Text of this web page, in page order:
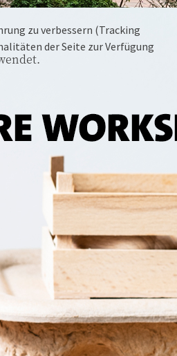
zu verbessern (Tracking
der Seite zur Verfügung